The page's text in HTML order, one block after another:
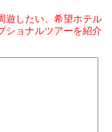
遊したい、希望ホテル
ショナルツアーを紹介